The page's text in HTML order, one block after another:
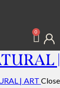
0
|
| ART Close